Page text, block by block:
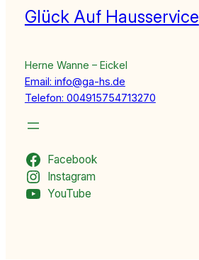
Glück Auf Hausservice
Herne Wanne – Eickel
Email: info@ga-hs.de
Telefon: 004915754713270
Facebook
Instagram
YouTube